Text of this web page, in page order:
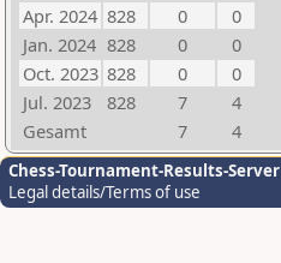
Apr. 2024 828 0
0
Jan. 2024 828 0
0
Oct. 2023 828 0
0
Jul. 2023
828 7
4
Gesamt
7 4
Chess-Tournament-Results-Server
Legal details/Terms of use